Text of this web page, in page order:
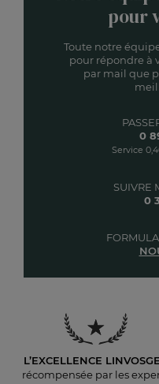
pour
Toute notre
pour répondre à
par mail que
SUIVRE
0
0
Service
L’EXCELLENCE
récompensée par les